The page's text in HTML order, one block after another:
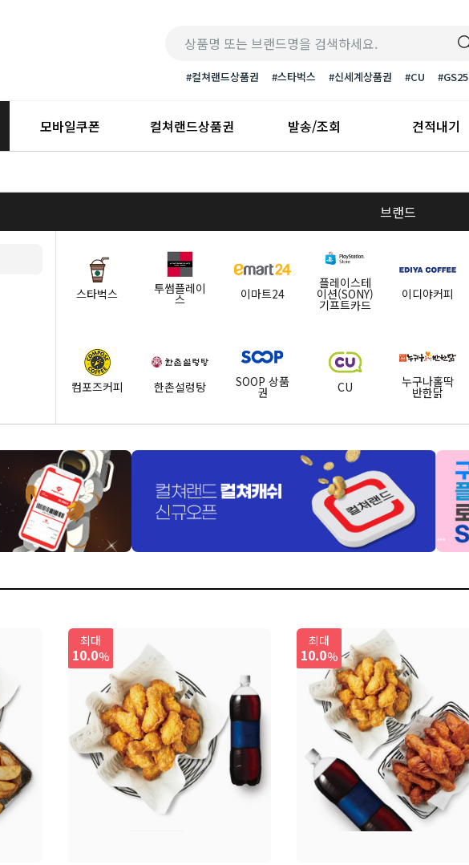
#컬쳐랜드상품권 #스타벅스 #신세계상품권 #CU #GS25
모바일쿠폰 컬쳐랜드상품권 발송/조회 견적내기
브랜드
스타벅스 투썸플레이
스 이마트24
플레이스테
이션(SONY)
기프트카드
이디야커피
컴포즈커피 한촌설렁탕 SOOP 상품
권 CU 누구나홀딱
반한닭
유캔두잇 메가MGC커
피
맘스터치 던킨 맥도날드 파리바게뜨 설빙
빅스타피자 마왕족발
커피에반하
다 달리는커피 떡보의하루 베즐리 KFC
롯데리아 롯데시네마 빌리엔젤 BBQ 빽다방
최대
10.0%
최대
10.0%